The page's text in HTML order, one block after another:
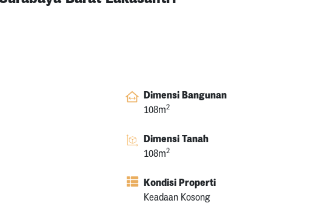
Dimensi Bangunan
108m2
Dimensi Tanah
108m2
Kondisi Properti
Keadaan Kosong